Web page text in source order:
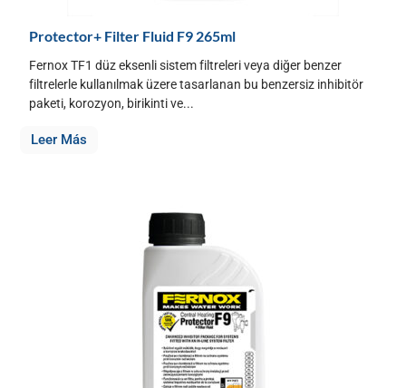
Protector+ Filter Fluid F9 265ml
Fernox TF1 düz eksenli sistem filtreleri veya diğer benzer
filtrelerle kullanılmak üzere tasarlanan bu benzersiz inhibitör
paketi, korozyon, birikinti ve...
Leer Más